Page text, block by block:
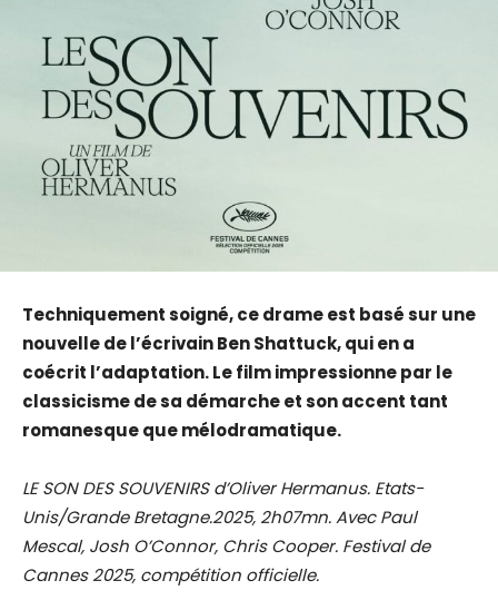
Techniquement soigné, ce drame est basé sur une
nouvelle de l’écrivain Ben Shattuck, qui en a
coécrit l’adaptation. Le film impressionne par le
classicisme de sa démarche et son accent tant
romanesque que mélodramatique.
LE SON DES SOUVENIRS d’Oliver Hermanus. Etats-
Unis/Grande Bretagne.2025, 2h07mn. Avec Paul
Mescal, Josh O’Connor, Chris Cooper. Festival de
Cannes 2025, compétition officielle.